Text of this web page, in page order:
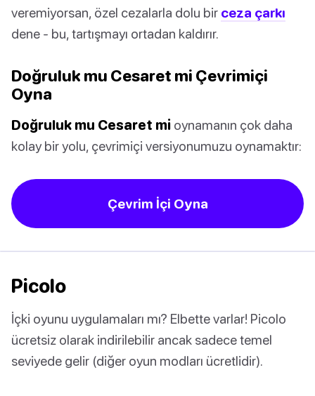
veremiyorsan, özel cezalarla dolu bir ceza çarkı
dene - bu, tartışmayı ortadan kaldırır.
Doğruluk mu Cesaret mi Çevrimiçi
Oyna
Doğruluk mu Cesaret mi oynamanın çok daha
kolay bir yolu, çevrimiçi versiyonumuzu oynamaktır:
Çevrim İçi Oyna
Picolo
İçki oyunu uygulamaları mı? Elbette varlar! Picolo
ücretsiz olarak indirilebilir ancak sadece temel
seviyede gelir (diğer oyun modları ücretlidir).